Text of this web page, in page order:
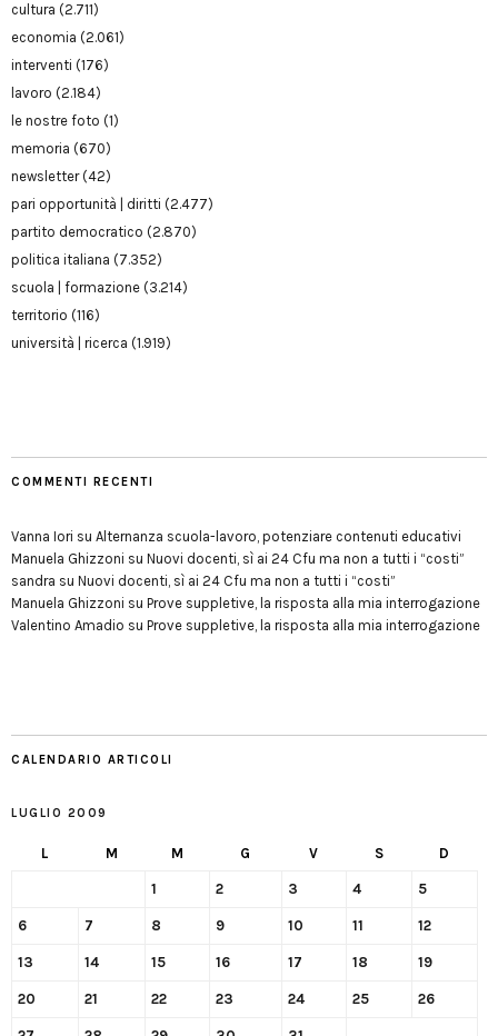
cultura (2.711)
economia (2.061)
interventi (176)
lavoro (2.184)
le nostre foto (1)
memoria (670)
newsletter(42)
pari opportunità | diritti (2.477)
partito democratico (2.870)
politica italiana (7.352)
scuola | formazione (3.214)
territorio (116)
università | ricerca (1.919)
COMMENTI RECENTI
Vanna Iori su Alternanza scuola-lavoro, potenziare contenuti educativi
Manuela Ghizzoni su Nuovi docenti, sì ai 24 Cfu ma non a tutti i “costi”
sandra su Nuovi docenti, sì ai 24 Cfu ma non a tutti i “costi”
Manuela Ghizzoni su Prove suppletive, la risposta alla mia interrogazione
Valentino Amadio su Prove suppletive, la risposta alla mia interrogazione
CALENDARIO ARTICOLI
LUGLIO 2009
L M M G V S D
1 2 3 4 5
6 7 8 9 10 11 12
13 14 15 16 17 18 19
20 21 22 23 24 25 26